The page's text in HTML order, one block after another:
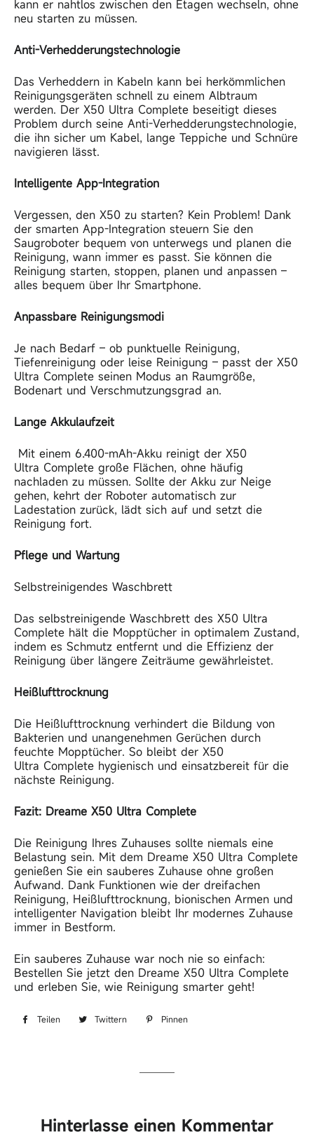
kann er nahtlos zwischen den Etagen wechseln, ohne
neu starten zu müssen.
Anti-Verhedderungstechnologie
Das Verheddern in Kabeln kann bei herkömmlichen
Reinigungsgeräten schnell zu einem Albtraum
werden. Der X50 Ultra Complete beseitigt dieses
Problem durch seine Anti-Verhedderungstechnologie,
die ihn sicher um Kabel, lange Teppiche und Schnüre
navigieren lässt.
Intelligente App-Integration
Vergessen, den X50 zu starten? Kein Problem! Dank
der smarten App-Integration steuern Sie den
Saugroboter bequem von unterwegs und planen die
Reinigung, wann immer es passt. Sie können die
Reinigung starten, stoppen, planen und anpassen –
alles bequem über Ihr Smartphone.
Anpassbare Reinigungsmodi
Je nach Bedarf – ob punktuelle Reinigung,
Tiefenreinigung oder leise Reinigung – passt der X50
Ultra Complete seinen Modus an Raumgröße,
Bodenart und Verschmutzungsgrad an.
Lange Akkulaufzeit
Mit einem 6.400-mAh-Akku reinigt der X50
Ultra Complete große Flächen, ohne häufig
nachladen zu müssen. Sollte der Akku zur Neige
gehen, kehrt der Roboter automatisch zur
Ladestation zurück, lädt sich auf und setzt die
Reinigung fort.
Pflege und Wartung
Selbstreinigendes Waschbrett
Das selbstreinigende Waschbrett des X50 Ultra
Complete hält die Mopptücher in optimalem Zustand,
indem es Schmutz entfernt und die Effizienz der
Reinigung über längere Zeiträume gewährleistet.
Heißlufttrocknung
Die Heißlufttrocknung verhindert die Bildung von
Bakterien und unangenehmen Gerüchen durch
feuchte Mopptücher. So bleibt der X50
Ultra Complete hygienisch und einsatzbereit für die
nächste Reinigung.
Fazit: Dreame X50 Ultra Complete
Die Reinigung Ihres Zuhauses sollte niemals eine
Belastung sein. Mit dem Dreame X50 Ultra Complete
genießen Sie ein sauberes Zuhause ohne großen
Aufwand. Dank Funktionen wie der dreifachen
Reinigung, Heißlufttrocknung, bionischen Armen und
intelligenter Navigation bleibt Ihr modernes Zuhause
immer in Bestform.
Ein sauberes Zuhause war noch nie so einfach:
Bestellen Sie jetzt den Dreame X50 Ultra Complete
und erleben Sie, wie Reinigung smarter geht!
Teilen Auf Facebook teilen
Twittern Auf Twitter twittern
Pinnen
Hinterlasse einen Kommentar